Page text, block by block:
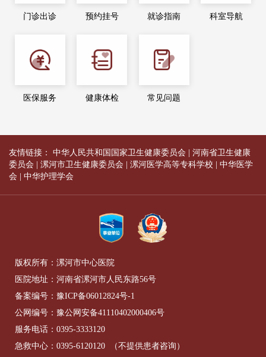
门诊出诊 预约挂号 就诊指南 科室导航
医保服务 健康体检 常见问题
友情链接： 中华人民共和国国家卫生健康委员会
河南省卫生健康
委员会
漯河市卫生健康委员会 漯河医学高等专科学校
中华医学
会
中华护理学会
版权所有：漯河市中心医院
医院地址：河南省漯河市人民东路56号
备案编号： 豫ICP备06012824号-1
公网编号： 豫公网安备41110402000406号
服务电话： 0395-3333120
急救中心： 0395-6120120 （不提供患者咨询）